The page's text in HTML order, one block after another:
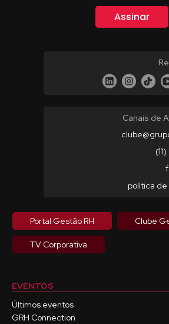
Canais de
política
Portal Gestão RH Clube
TV Corporativa
EVENTOS
Últimos eventos
GRH Connection